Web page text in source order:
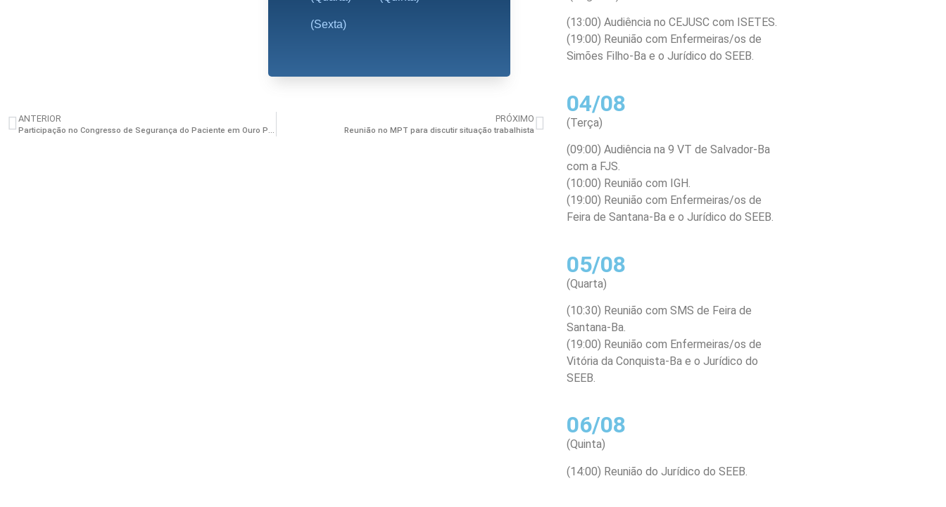
(Sexta)
ANTERIOR
Participação no Congresso de Segurança do Paciente em Ouro Preto (MG)
PRÓXIMO
Reunião no MPT para discutir situação trabalhista
(13:00) Audiência no CEJUSC com ISETES.
(19:00) Reunião com Enfermeiras/os de
Simões Filho-Ba e o Jurídico do SEEB.
04/08
(Terça)
(09:00) Audiência na 9 VT de Salvador-Ba
com a FJS.
(10:00) Reunião com IGH.
(19:00) Reunião com Enfermeiras/os de
Feira de Santana-Ba e o Jurídico do SEEB.
05/08
(Quarta)
(10:30) Reunião com SMS de Feira de
Santana-Ba.
(19:00) Reunião com Enfermeiras/os de
Vitória da Conquista-Ba e o Jurídico do
SEEB.
06/08
(Quinta)
(14:00) Reunião do Jurídico do SEEB.